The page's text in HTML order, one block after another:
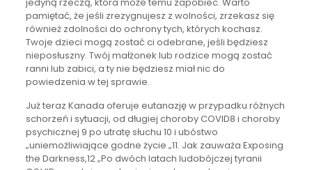
pamiętać, że jeśli zrezygnujesz z wolności, zrzekasz się
również zdolności do ochrony tych, których kochasz.
Twoje dzieci mogą zostać ci odebrane, jeśli będziesz
nieposłuszny. Twój małżonek lub rodzice mogą zostać
ranni lub zabici, a ty nie będziesz miał nic do
powiedzenia w tej sprawie.
Już teraz Kanada oferuje eutanazję w przypadku różnych
schorzeń i sytuacji, od długiej choroby COVID8 i choroby
psychicznej 9 po utratę słuchu 10 i ubóstwo
„uniemożliwiające godne życie „11. Jak zauważa Exposing
the Darkness,12 „Po dwóch latach ludobójczej tyranii